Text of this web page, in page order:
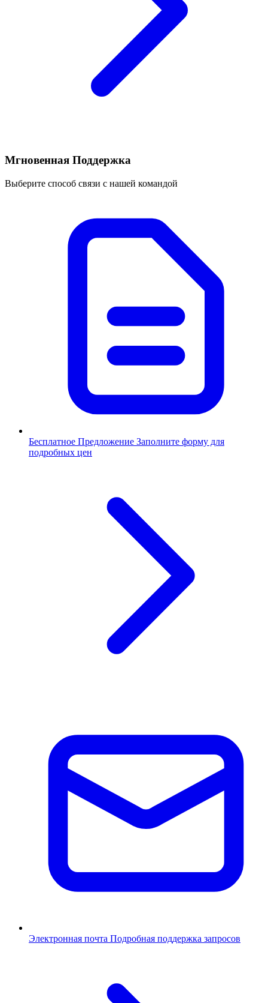
Мгновенная Поддержка
Выберите способ связи с нашей командой
Бесплатное Предложение Заполните форму для
подробных цен
Электронная почта Подробная поддержка запросов